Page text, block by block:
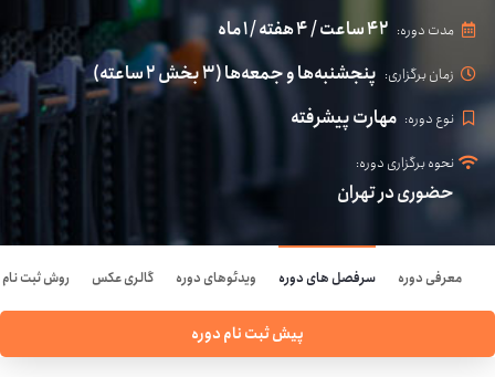
مدت دوره: ۴۲ ساعت / ۴ هفته / ۱ ماه
زمان برگزاری: پنجشنبه‌ها و جمعه‌ها (۳ بخش ۲ ساعته)
نوع دوره: مهارت پیشرفته
نحوه برگزاری دوره:
حضوری در تهران
معرفی دوره سرفصل های دوره ویدئوهای دوره گالری عکس روش ثبت نام
پیش ثبت نام دوره